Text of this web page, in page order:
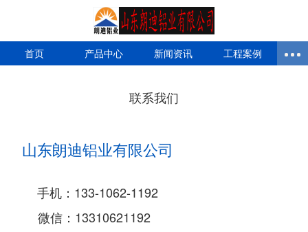
首页 产品中心 新闻资讯 工程案例
联系我们
山东朗迪铝业有限公司
手机：133-1062-1192
微信 ：13310621192